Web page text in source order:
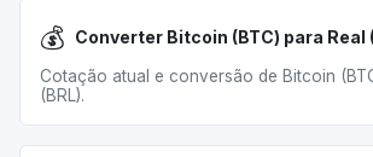
💰 Converter Bitcoin (BTC) para Real
Cotação atual e conversão de Bitcoin
(BRL).